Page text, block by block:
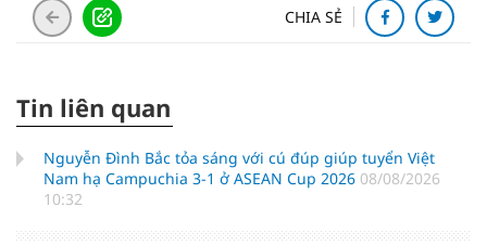
CHIA SẺ
Tin liên quan
Nguyễn Đình Bắc tỏa sáng với cú đúp giúp tuyển Việt
Nam hạ Campuchia 3-1 ở ASEAN Cup 2026 08/08/2026
10:32